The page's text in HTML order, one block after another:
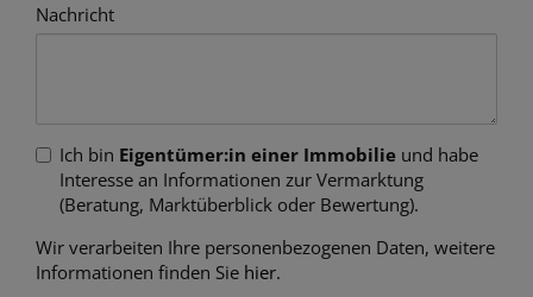
Nachricht
Ich bin Eigentümer:in einer Immobilie und habe
Interesse an Informationen zur Vermarktung
(Beratung, Marktüberblick oder Bewertung).
Wir verarbeiten Ihre personenbezogenen Daten, weitere
Informationen finden Sie hier.